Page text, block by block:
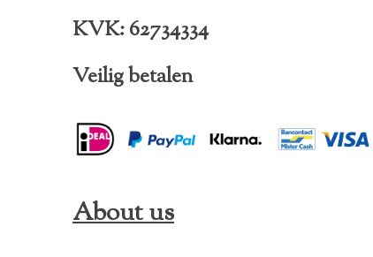
KVK: 62734334
Veilig betalen
About us